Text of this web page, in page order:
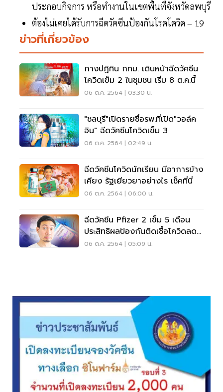
ประกอบกิจการ หรือทำงานในเขตพื้นที่จังหวัดลพบุรี
ต้องไม่เคยได้รับการฉีดวัคซีนป้องกันโรคโควิด – 19
ข่าวที่เกี่ยวข้อง
กางปฎิทิน กทม. เดินหน้าฉีดวัคซีน
โควิดเข็ม 2 ในชุมชน เริ่ม 8 ต.ค.นี้
06 ต.ค. 2564 | 03:30 น.
"ชลบุรี"เปิดรายชื่อรพ.ที่เปิด"วอล์ค
อิน" ฉีดวัคซีนโควิดเข็ม 3
06 ต.ค. 2564 | 02:49 น.
ฉีดวัคซีนโควิดนักเรียน มีอาการข้าง
เคียง รัฐเยียวยาอย่างไร เช็คที่นี่
06 ต.ค. 2564 | 06:00 น.
ฉีดวัคซีน Pfizer 2 เข็ม 5 เดือน
ประสิทธิผลป้องกันติดเชื้อโควิดลด
เหลือ 47%
06 ต.ค. 2564 | 05:09 น.